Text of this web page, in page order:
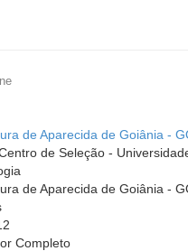
de Aparecida de Goiânia -
de Seleção -
de Aparecida de Goiânia -
Completo